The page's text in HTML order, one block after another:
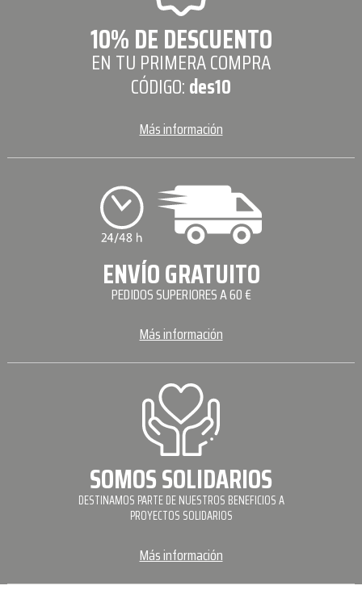
10% DE DESCUENTO
EN TU PRIMERA COMPRA
CÓDIGO:des10
Más información
ENVÍO GRATUITO
PEDIDOS SUPERIORES A 60 €
Más información
SOMOS SOLIDARIOS
DESTINAMOS PARTE DE NUESTROS BENEFICIOS A
PROYECTOS SOLIDARIOS
Más información